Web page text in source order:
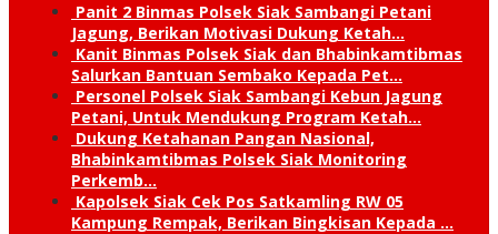
Panit 2 Binmas Polsek Siak Sambangi Petani
Jagung, Berikan Motivasi Dukung Ketah…
Kanit Binmas Polsek Siak dan Bhabinkamtibmas
Salurkan Bantuan Sembako Kepada Pet…
Personel Polsek Siak Sambangi Kebun Jagung
Petani, Untuk Mendukung Program Ketah…
Dukung Ketahanan Pangan Nasional,
Bhabinkamtibmas Polsek Siak Monitoring
Perkemb…
Kapolsek Siak Cek Pos Satkamling RW 05
Kampung Rempak, Berikan Bingkisan Kepada …